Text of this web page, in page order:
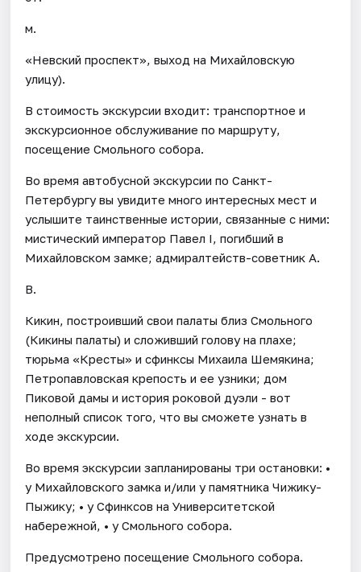
м.
«Невский проспект», выход на Михайловскую
улицу).
В стоимость экскурсии входит: транспортное и
экскурсионное обслуживание по маршруту,
посещение Смольного собора.
Во время автобусной экскурсии по Санкт-
Петербургу вы увидите много интересных мест и
услышите таинственные истории, связанные с ними:
мистический император Павел I, погибший в
Михайловском замке; адмиралтейств-советник А.
В.
Кикин, построивший свои палаты близ Смольного
(Кикины палаты) и сложивший голову на плахе;
тюрьма «Кресты» и сфинксы Михаила Шемякина;
Петропавловская крепость и ее узники; дом
Пиковой дамы и история роковой дуэли - вот
неполный список того, что вы сможете узнать в
ходе экскурсии.
Во время экскурсии запланированы три остановки: •
у Михайловского замка и/или у памятника Чижику-
Пыжику; • у Сфинксов на Университетской
набережной, • у Смольного собора.
Предусмотрено посещение Смольного собора.